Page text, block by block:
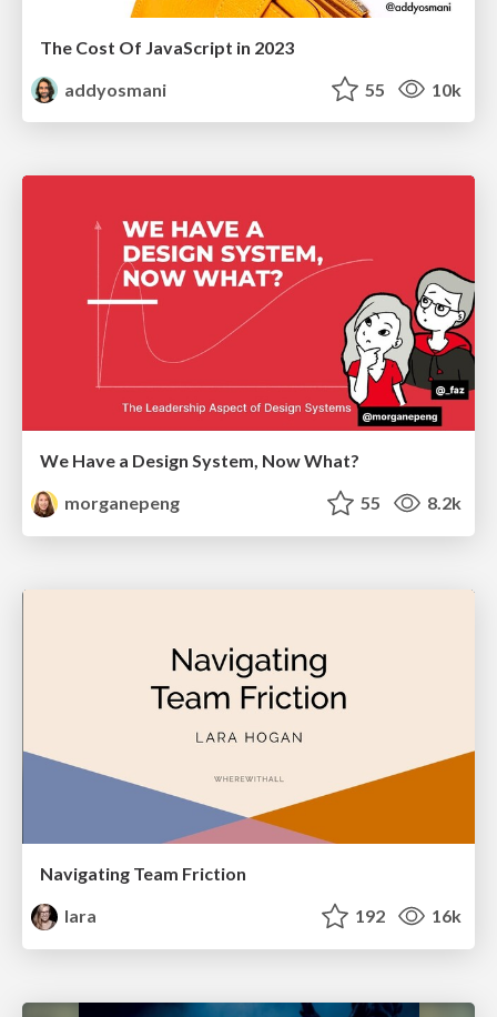
The Cost Of JavaScript in 2023
addyosmani
55 10k
We Have a Design System, Now What?
morganepeng
55 8.2k
Navigating Team Friction
lara
192 16k